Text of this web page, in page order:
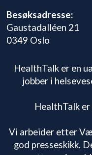
Besøksadresse:
Gaustadalléen 21
0349 Oslo
HealthTalk er en
jobber i
HealthTalk er
Vi arbeider etter
god presseskikk.